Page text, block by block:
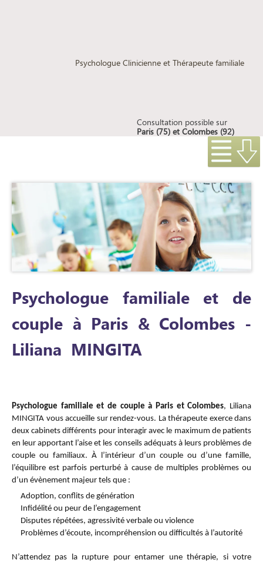
Psychologue Clinicienne et Thérapeute familiale
Consultation possible sur
Paris (75) et Colombes (92)
Psychologue familiale et de
couple à Paris & Colombes -
Liliana MINGITA
Psychologue familiale et de couple à Paris et Colombes, Liliana
MINGITA vous accueille sur rendez-vous. La thérapeute exerce dans
deux cabinets différents pour interagir avec le maximum de patients
en leur apportant l’aise et les conseils adéquats à leurs problèmes de
couple ou familiaux. À l’intérieur d’un couple ou d’une famille,
l’équilibre est parfois perturbé à cause de multiples problèmes ou
d’un évènement majeur tels que :
Adoption, conflits de génération
Infidélité ou peur de l’engagement
Disputes répétées, agressivité verbale ou violence
Problèmes d’écoute, incompréhension ou difficultés à l’autorité
N’attendez pas la rupture pour entamer une thérapie, si votre